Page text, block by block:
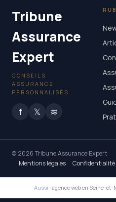
Tribune
Assurance
Expert
CONSEILS
ASSURANCE
PERSONNALISÉS
f 𝕏 ≋
© 2026 Tribune Assurance Expert
Mentions légales
Confidentialité
Aussi : agence web en Seine-et-